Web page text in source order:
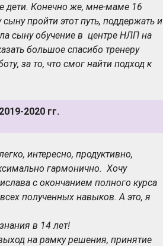
дети. Конечно же, мне-маме 16
пройти этот путь, поддержать и
сыну обучение в центре НЛП на
большое спасибо тренеру
за то, что смог найти подход к
радуют и удивляют. Мой сын стал
эффективного общения
2020 гг.
интересно, продуктивно,
гармонично. Хочу
с окончанием полного курса
полученных навыков. А это, я
в 14 лет!
на рамку решения, принятие